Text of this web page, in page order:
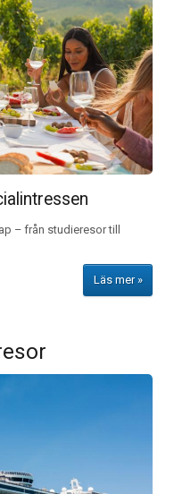
– från studieresor till
Läs mer